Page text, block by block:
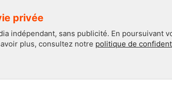
privée
indépendant, sans publicité. En poursuivant
plus, consultez notre politique de